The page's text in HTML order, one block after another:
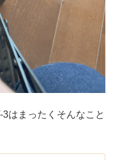
はまったくそんなこと